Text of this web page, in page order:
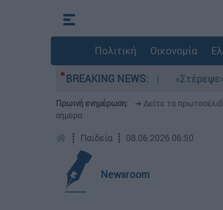
Πολιτική Οικονομία
BREAKING NEWS:
μελτέμια στο Αιγαίο «Στέρεψε» η
Πρωινή ενημέρωση: ➔ Δείτε τα
σήμερα
┋ Παιδεία ┋ 08.06.2026 06:50
Newsroom